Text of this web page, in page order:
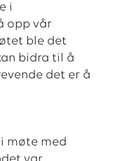
i
opp vår
ble det
bidra til å
det er å
møte med